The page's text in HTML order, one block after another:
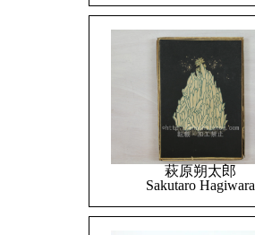
萩原朔太郎
Sakutaro Hagiwara